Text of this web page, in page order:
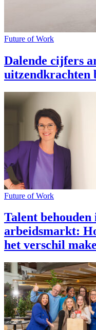
Future of Work
Dalende cijfers
uitzendkrachten
Future of Work
Talent
arbeidsmarkt:
het verschil